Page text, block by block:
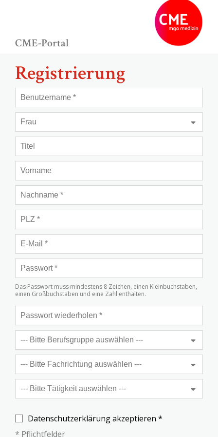
CME-Portal
Registrierung
Das Passwort muss mindestens 8 Zeichen, einen Kleinbuchstaben,
einen Großbuchstaben und eine Zahl enthalten.
Datenschutzerklärung akzeptieren *
* Pflichtfelder